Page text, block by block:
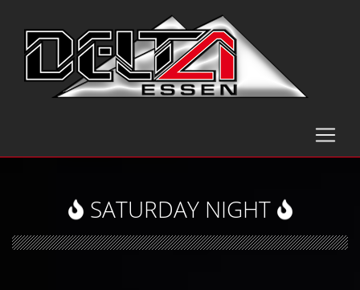
SATURDAY NIGHT